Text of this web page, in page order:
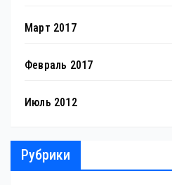
Март 2017
Февраль 2017
Июль 2012
Рубрики